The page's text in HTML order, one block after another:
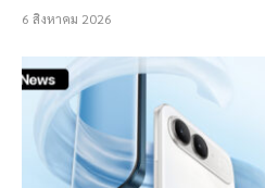
6 สิงหาคม 2026